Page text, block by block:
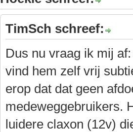
TimSch schreef:
Dus nu vraag ik mij
vind hem zelf vrij
erop dat dat geen
medeweggebruikers.
luidere claxon (12v)